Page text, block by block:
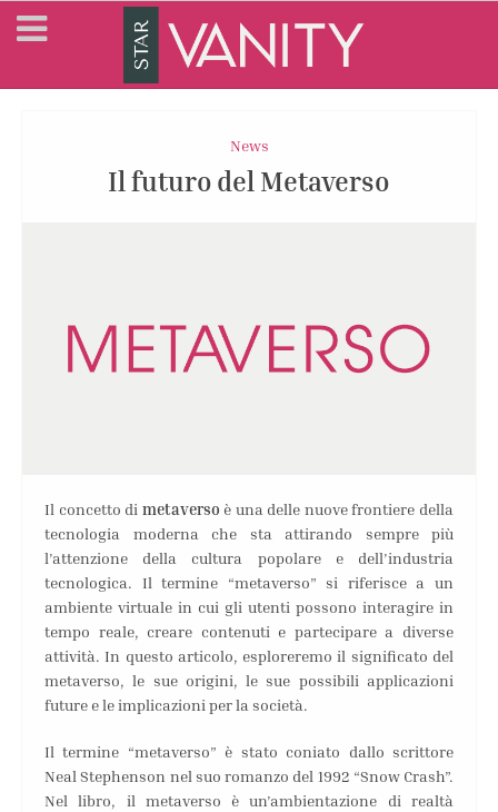
News
Il futuro del Metaverso
Il concetto di metaverso è una delle nuove frontiere della
tecnologia moderna che sta attirando sempre più
l’attenzione della cultura popolare e dell’industria
tecnologica. Il termine “metaverso” si riferisce a un
ambiente virtuale in cui gli utenti possono interagire in
tempo reale, creare contenuti e partecipare a diverse
attività. In questo articolo, esploreremo il significato del
metaverso, le sue origini, le sue possibili applicazioni
future e le implicazioni per la società.
Il termine “metaverso” è stato coniato dallo scrittore
Neal Stephenson nel suo romanzo del 1992 “Snow Crash”.
Nel libro, il metaverso è un’ambientazione di realtà